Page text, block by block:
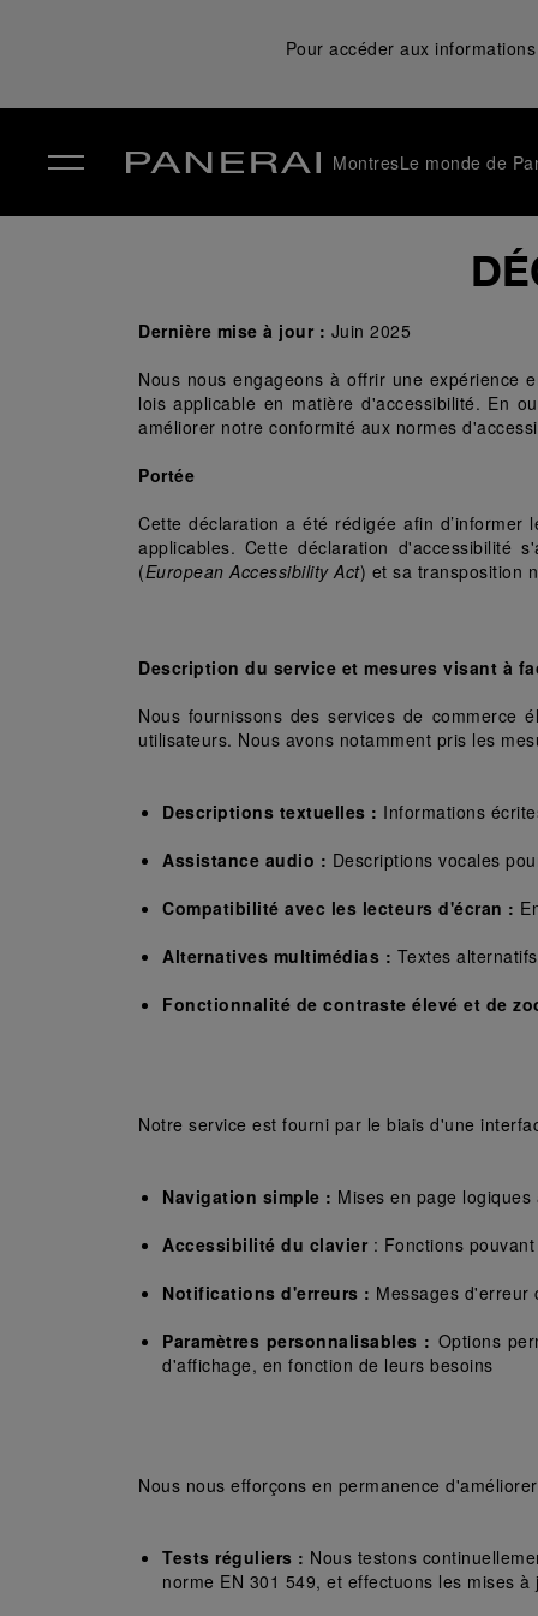
Pour accéder aux
MontresLe monde de
Dernière mise à jour : Juin 2025
Nous nous engageons à offrir une expérience
lois applicable en matière d'accessibilité. En
améliorer notre conformité aux normes
Portée
Cette déclaration a été rédigée afin
applicables. Cette déclaration d'accessibilité
(European Accessibility Act) et sa transposition
Description du service et mesures visant à
Nous fournissons des services de commerce
utilisateurs. Nous avons notamment pris les
Descriptions textuelles : Informations
Assistance audio : Descriptions vocales
Compatibilité avec les lecteurs d'écran :
Alternatives multimédias : Textes
Fonctionnalité de contraste élevé et de
Notre service est fourni par le biais d'une
Navigation simple : Mises en page
Accessibilité du clavier : Fonctions
Notifications d'erreurs : Messages d'erreur
Paramètres personnalisables : Options
d'affichage, en fonction de leurs besoins
Nous nous efforçons en permanence
Tests réguliers : Nous testons
norme EN 301 549, et effectuons les mises